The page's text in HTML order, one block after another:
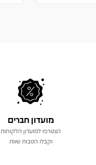
מועדון חברים
הצטרפו למועדון הלקוחות
וקבלו הטבות שוות